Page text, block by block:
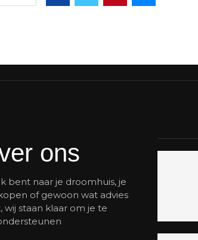
ons
bent naar je droomhuis, je
of gewoon wat advies
wij staan klaar om je te